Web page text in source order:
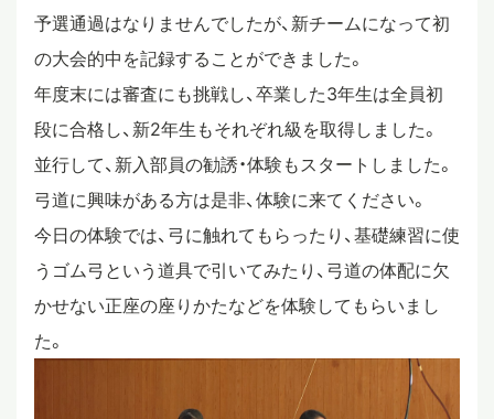
スタディツアー
ニュース
教員ブログ
在校生・保護者・卒業生の方へ
予選通過はなりませんでしたが、新チームになって初
の大会的中を記録することができました。
年度末には審査にも挑戦し、卒業した3年生は全員初
段に合格し、新2年生もそれぞれ級を取得しました。
並行して、新入部員の勧誘・体験もスタートしました。
弓道に興味がある方は是非、体験に来てください。
今日の体験では、弓に触れてもらったり、基礎練習に使
うゴム弓という道具で引いてみたり、弓道の体配に欠
かせない正座の座りかたなどを体験してもらいまし
た。